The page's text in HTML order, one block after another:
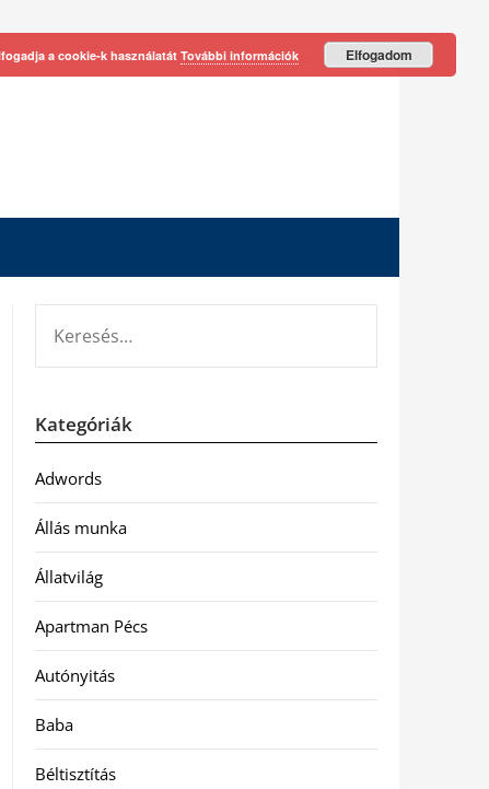
Kategóriák
Adwords
Állás munka
Állatvilág
Apartman Pécs
Autónyitás
Baba
Béltisztítás
a cookie-k használatát További információk Elfogadom